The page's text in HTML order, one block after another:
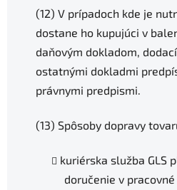
(12) V prípadoch kde je
dostane ho kupujúci v
daňovým dokladom,
ostatnými dokladmi
právnymi predpismi.
(13) Spôsoby dopravy
kuriérska služba GLS
doručenie v